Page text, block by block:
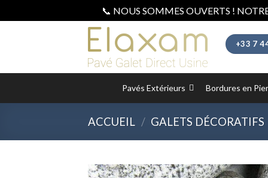
📞 NOUS SOMMES OUVERTS !
+33 7
Pavés Extérieurs Bordures en
ACCUEIL / GALETS DÉCORATIFS